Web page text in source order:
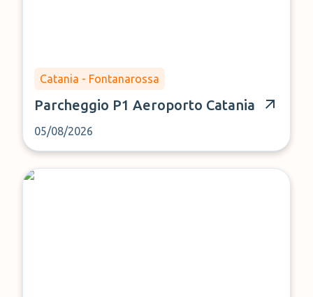
Catania - Fontanarossa
Parcheggio P1 Aeroporto Catania
05/08/2026